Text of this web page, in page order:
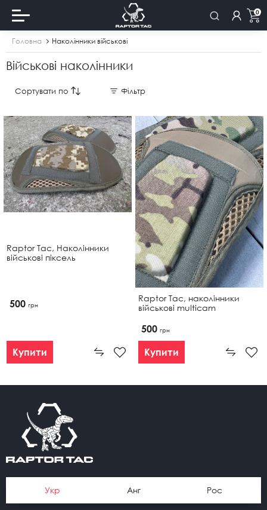
0
Головна Наколінники військові
Військові наколінники
Сортувати по Фільтр
Raptor Tac, Наколінники
військові піксель
500 грн
Купити
Raptor Tac, наколінники
військові multicam
500 грн
Купити
Укр Анг Рос